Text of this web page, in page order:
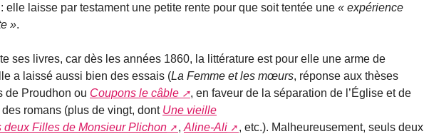
elle laisse par testament une petite rente pour que soit tentée une
expérience
.
ses livres, car dès les années 1860, la littérature est pour elle une arme de
a laissé aussi bien des essais (La Femme et les mœurs, réponse aux thèses
de Proudhon ou Coupons le câble
, en faveur de la séparation de l’Église et de
des romans (plus de vingt, dont Une vieille
deux Filles de Monsieur Plichon , Aline-Ali
, etc.). Malheureusement, seuls deux